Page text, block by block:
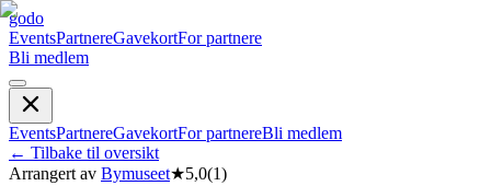
godo
EventsPartnereGavekortFor partnere
Bli medlem
EventsPartnereGavekortFor partnereBli medlem
← Tilbake til oversikt
Arrangert av Bymuseet★5,0(1)